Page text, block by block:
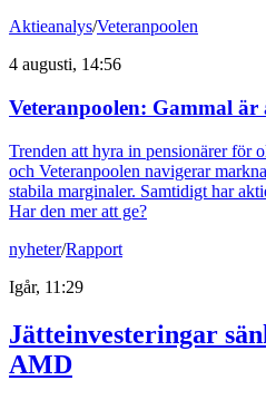
Aktieanalys/Veteranpoolen
4 augusti, 14:56
Veteranpoolen: Gammal är
Trenden att hyra in pensionärer för
och Veteranpoolen navigerar
stabila marginaler. Samtidigt har
Har den mer att ge?
nyheter/Rapport
Igår, 11:29
Jätteinvesteringar
AMD